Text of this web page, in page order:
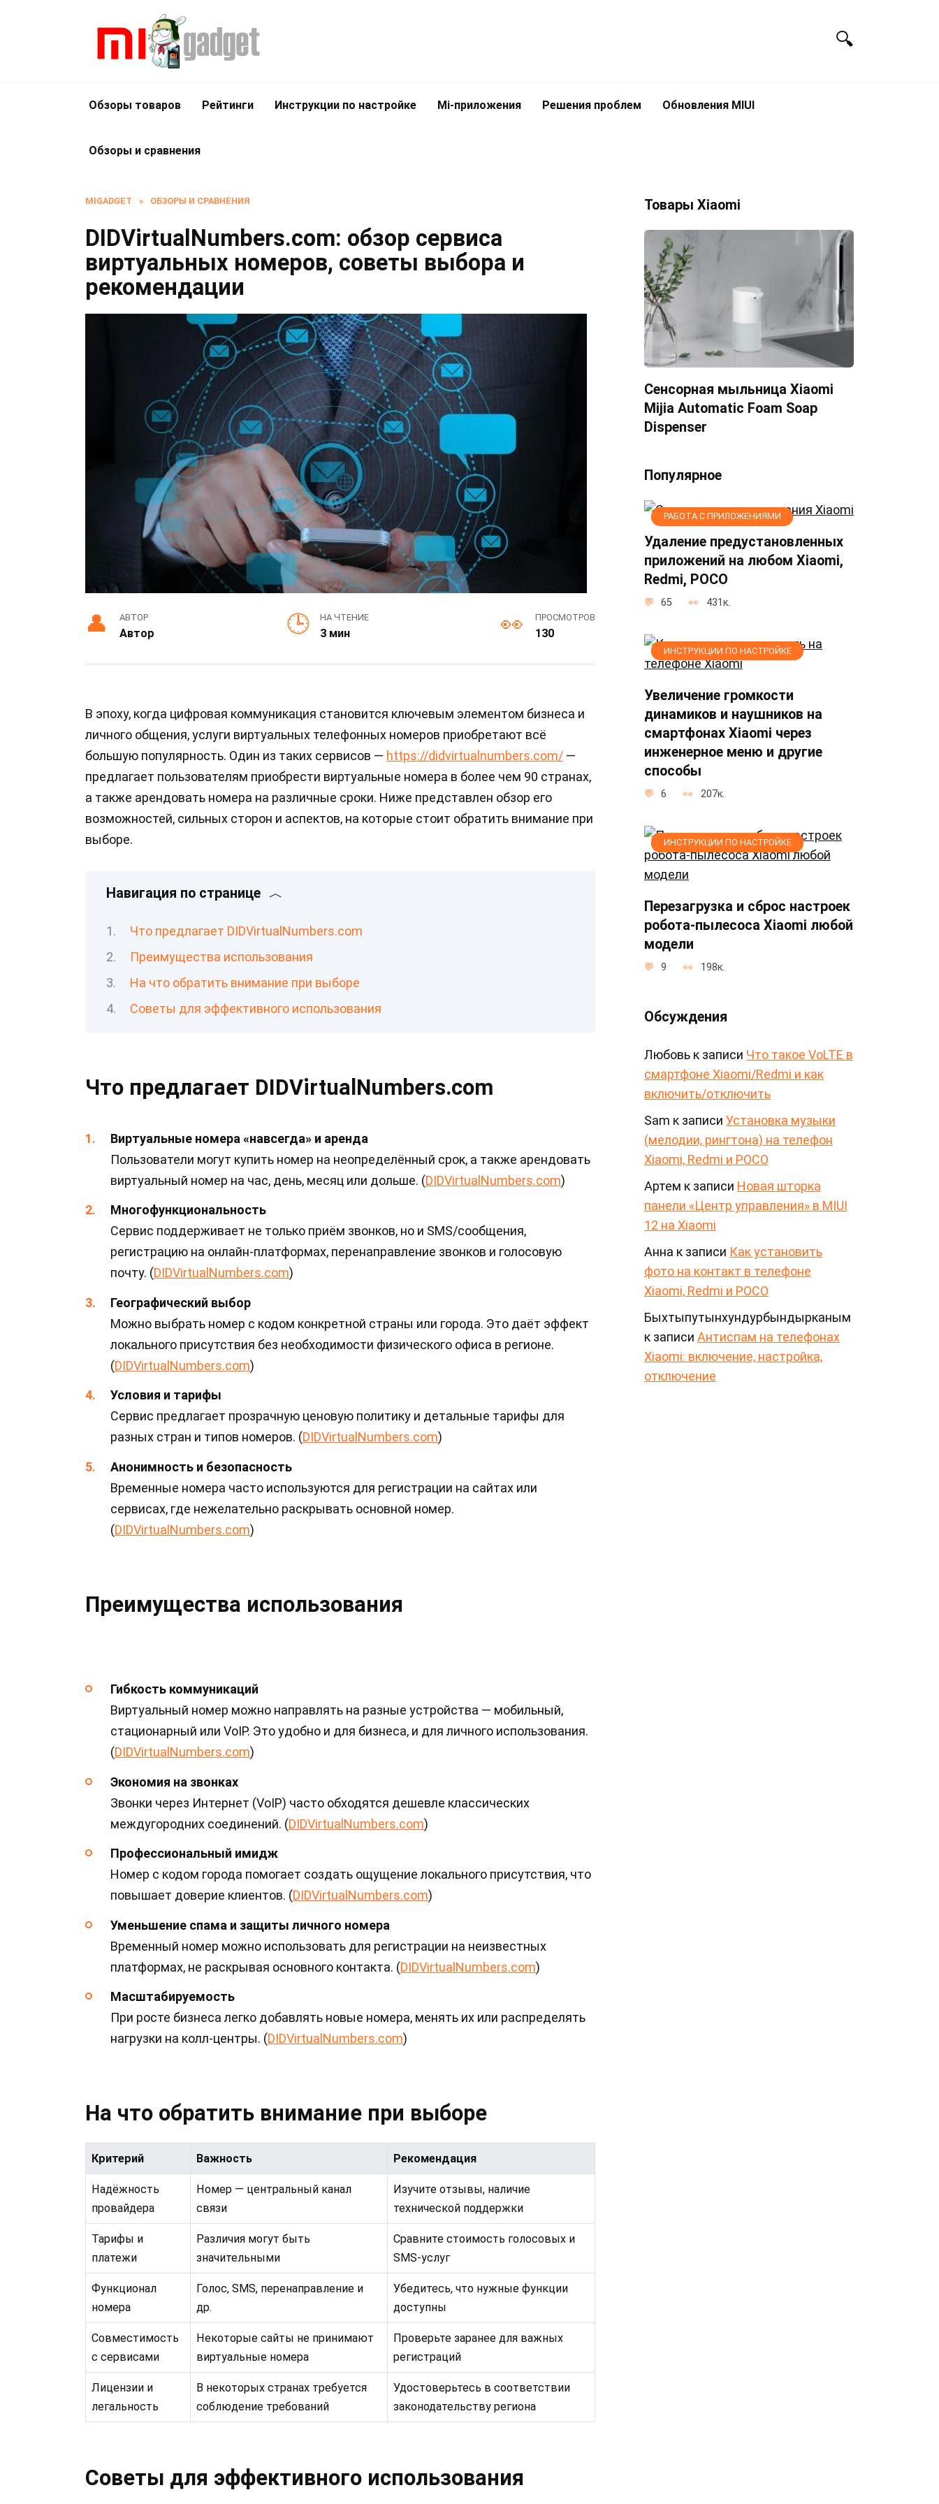
Обзоры товаров Рейтинги Инструкции по настройке Mi-приложения Решения проблем Обновления MIUI
Обзоры и сравнения
MIGADGET » ОБЗОРЫ И СРАВНЕНИЯ
DIDVirtualNumbers.com: обзор сервиса
виртуальных номеров, советы выбора и
рекомендации
АВТОР
Автор
НА ЧТЕНИЕ
3 мин
ПРОСМОТРОВ
130
В эпоху, когда цифровая коммуникация становится ключевым элементом бизнеса и
личного общения, услуги виртуальных телефонных номеров приобретают всё
большую популярность. Один из таких сервисов — https://didvirtualnumbers.com/ —
предлагает пользователям приобрести виртуальные номера в более чем 90 странах,
а также арендовать номера на различные сроки. Ниже представлен обзор его
возможностей, сильных сторон и аспектов, на которые стоит обратить внимание при
выборе.
Навигация по странице
Что предлагает DIDVirtualNumbers.com
Преимущества использования
На что обратить внимание при выборе
Советы для эффективного использования
Что предлагает DIDVirtualNumbers.com
Виртуальные номера «навсегда» и аренда
Пользователи могут купить номер на неопределённый срок, а также арендовать
виртуальный номер на час, день, месяц или дольше. (DIDVirtualNumbers.com)
Многофункциональность
Сервис поддерживает не только приём звонков, но и SMS/сообщения,
регистрацию на онлайн-платформах, перенаправление звонков и голосовую
почту. (DIDVirtualNumbers.com)
Географический выбор
Можно выбрать номер с кодом конкретной страны или города. Это даёт эффект
локального присутствия без необходимости физического офиса в регионе.
(DIDVirtualNumbers.com)
Условия и тарифы
Сервис предлагает прозрачную ценовую политику и детальные тарифы для
разных стран и типов номеров. (DIDVirtualNumbers.com)
Анонимность и безопасность
Временные номера часто используются для регистрации на сайтах или
сервисах, где нежелательно раскрывать основной номер.
(DIDVirtualNumbers.com)
Преимущества использования
Гибкость коммуникаций
Виртуальный номер можно направлять на разные устройства — мобильный,
стационарный или VoIP. Это удобно и для бизнеса, и для личного использования.
(DIDVirtualNumbers.com)
Экономия на звонках
Звонки через Интернет (VoIP) часто обходятся дешевле классических
междугородних соединений. (DIDVirtualNumbers.com)
Профессиональный имидж
Номер с кодом города помогает создать ощущение локального присутствия, что
повышает доверие клиентов. (DIDVirtualNumbers.com)
Уменьшение спама и защиты личного номера
Временный номер можно использовать для регистрации на неизвестных
платформах, не раскрывая основного контакта. (DIDVirtualNumbers.com)
Масштабируемость
При росте бизнеса легко добавлять новые номера, менять их или распределять
нагрузки на колл-центры. (DIDVirtualNumbers.com)
На что обратить внимание при выборе
Критерий Важность Рекомендация
Надёжность
провайдера
Номер — центральный канал
связи
Изучите отзывы, наличие
технической поддержки
Тарифы и
платежи
Различия могут быть
значительными
Сравните стоимость голосовых и
SMS-услуг
Функционал
номера
Голос, SMS, перенаправление и
др.
Убедитесь, что нужные функции
доступны
Совместимость
с сервисами
Некоторые сайты не принимают
виртуальные номера
Проверьте заранее для важных
регистраций
Лицензии и
легальность
В некоторых странах требуется
соблюдение требований
Удостоверьтесь в соответствии
законодательству региона
Советы для эффективного использования
Товары Xiaomi
Сенсорная мыльница Xiaomi
Mijia Automatic Foam Soap
Dispenser
Популярное
РАБОТА С ПРИЛОЖЕНИЯМИ
Удаление предустановленных
приложений на любом Xiaomi,
Redmi, POCO
65 431к.
ИНСТРУКЦИИ ПО НАСТРОЙКЕ
Увеличение громкости
динамиков и наушников на
смартфонах Xiaomi через
инженерное меню и другие
способы
6 207к.
ИНСТРУКЦИИ ПО НАСТРОЙКЕ
Перезагрузка и сброс настроек
робота-пылесоса Xiaomi любой
модели
9 198к.
Обсуждения
Любовь к записи Что такое VoLTE в
смартфоне Xiaomi/Redmi и как
включить/отключить
Sam к записи Установка музыки
(мелодии, рингтона) на телефон
Xiaomi, Redmi и POCO
Артем к записи Новая шторка
панели «Центр управления» в MIUI
12 на Xiaomi
Анна к записи Как установить
фото на контакт в телефоне
Xiaomi, Redmi и POCO
Быхтыпутынхундурбындырканым
к записи Антиспам на телефонах
Xiaomi: включение, настройка,
отключение